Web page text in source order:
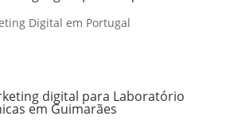
Digital em Portugal
digital para Laboratório
em Guimarães